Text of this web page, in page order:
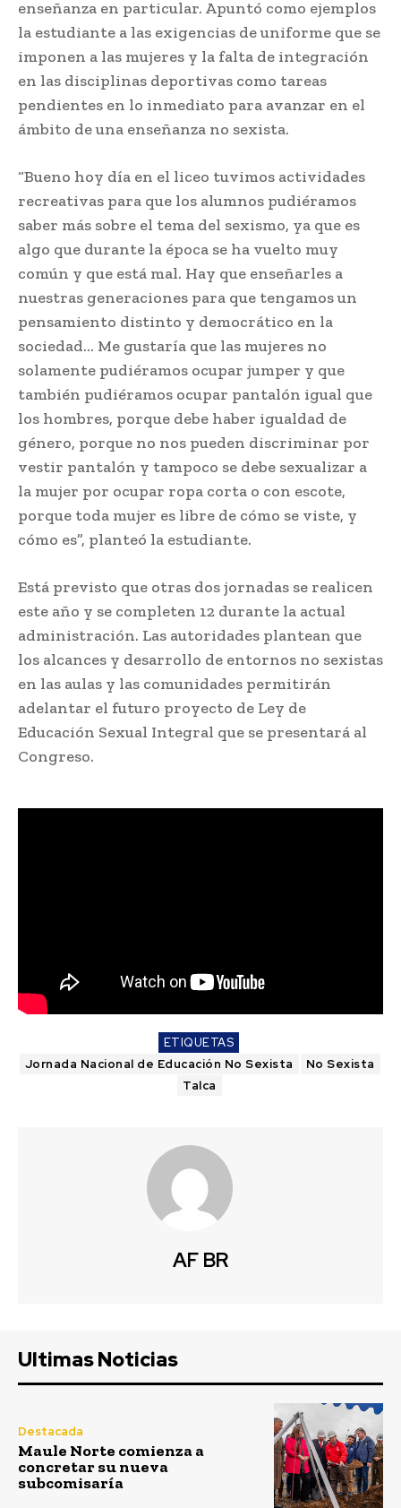
enseñanza en particular. Apuntó como ejemplos
la estudiante a las exigencias de uniforme que se
imponen a las mujeres y la falta de integración
en las disciplinas deportivas como tareas
pendientes en lo inmediato para avanzar en el
ámbito de una enseñanza no sexista.
“Bueno hoy día en el liceo tuvimos actividades
recreativas para que los alumnos pudiéramos
saber más sobre el tema del sexismo, ya que es
algo que durante la época se ha vuelto muy
común y que está mal. Hay que enseñarles a
nuestras generaciones para que tengamos un
pensamiento distinto y democrático en la
sociedad… Me gustaría que las mujeres no
solamente pudiéramos ocupar jumper y que
también pudiéramos ocupar pantalón igual que
los hombres, porque debe haber igualdad de
género, porque no nos pueden discriminar por
vestir pantalón y tampoco se debe sexualizar a
la mujer por ocupar ropa corta o con escote,
porque toda mujer es libre de cómo se viste, y
cómo es”, planteó la estudiante.
Está previsto que otras dos jornadas se realicen
este año y se completen 12 durante la actual
administración. Las autoridades plantean que
los alcances y desarrollo de entornos no sexistas
en las aulas y las comunidades permitirán
adelantar el futuro proyecto de Ley de
Educación Sexual Integral que se presentará al
Congreso.
ETIQUETAS
Jornada Nacional de Educación No Sexista
No Sexista
Talca
AF BR
Ultimas Noticias
Destacada
Maule Norte comienza a
concretar su nueva
subcomisaría